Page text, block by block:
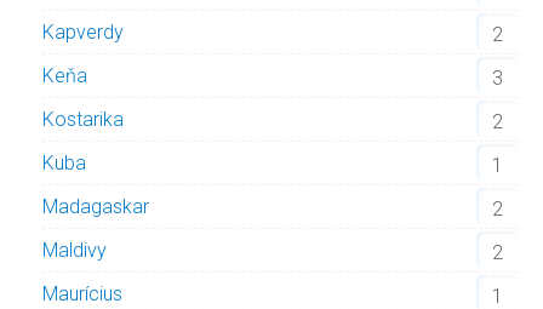
Kapverdy
2
Keňa
3
Kostarika
2
Kuba
1
Madagaskar
2
Maldivy
2
Maurícius
1